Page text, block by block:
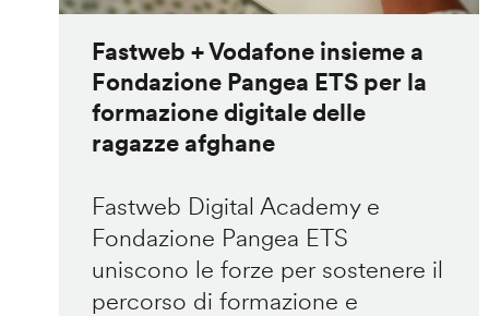
Fastweb + Vodafone insieme a
Fondazione Pangea ETS per la
formazione digitale delle
ragazze afghane
Fastweb Digital Academy e
Fondazione Pangea ETS
uniscono le forze per sostenere il
percorso di formazione e